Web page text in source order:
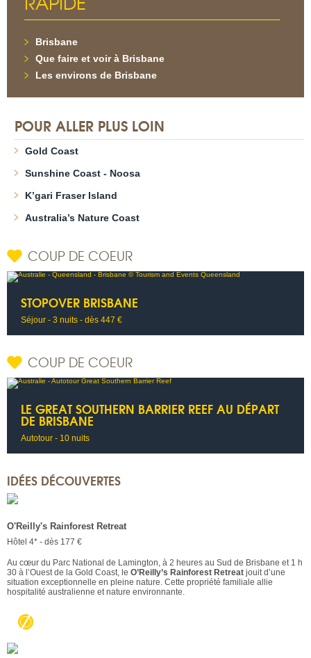
Brisbane
Que faire et voir à Brisbane
Les environs de Brisbane
POUR ALLER PLUS LOIN
Gold Coast
Sunshine Coast - Noosa
K’gari Fraser Island
Australia’s Nature Coast
COUP DE COEUR
STOPOVER BRISBANE
Séjour - 3 nuits - dès 447 €
COUP DE COEUR
LE GREAT SOUTHERN BARRIER REEF AU DÉPART
DE BRISBANE
Autotour - 10 nuits
IDÉES DÉCOUVERTES
O'Reilly's Rainforest Retreat
Hôtel 4* - dès 177 €
Au cœur du Parc National de Lamington, à 2 heures au Sud de Brisbane et 1 h
30 à l’Ouest de la Gold Coast, le O’Reilly’s Rainforest Retreat jouit d’une
situation exceptionnelle en pleine nature. Cette propriété familiale allie
hospitalité australienne et nature environnante.